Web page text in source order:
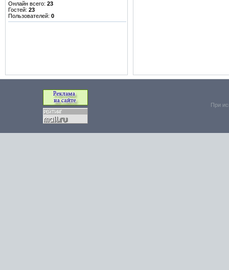
Онлайн всего: 23
Гостей: 23
Пользователей: 0
При